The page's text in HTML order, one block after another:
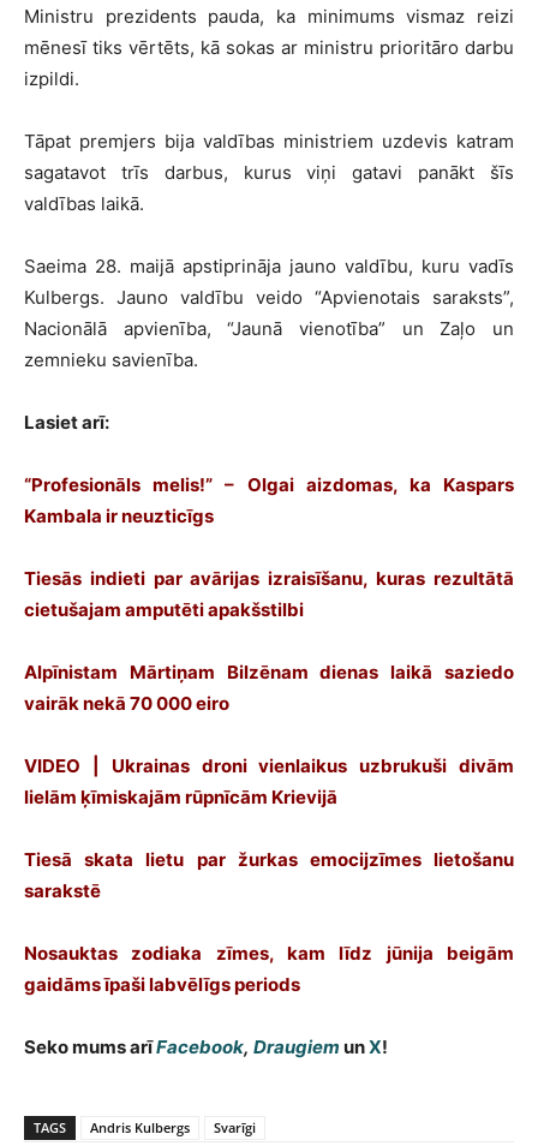
Ministru prezidents pauda, ka minimums vismaz reizi
mēnesī tiks vērtēts, kā sokas ar ministru prioritāro darbu
izpildi.
Tāpat premjers bija valdības ministriem uzdevis katram
sagatavot trīs darbus, kurus viņi gatavi panākt šīs
valdības laikā.
Saeima 28. maijā apstiprināja jauno valdību, kuru vadīs
Kulbergs. Jauno valdību veido “Apvienotais saraksts”,
Nacionālā apvienība, “Jaunā vienotība” un Zaļo un
zemnieku savienība.
Lasiet arī:
“Profesionāls melis!” – Olgai aizdomas, ka Kaspars
Kambala ir neuzticīgs
Tiesās indieti par avārijas izraisīšanu, kuras rezultātā
cietušajam amputēti apakšstilbi
Alpīnistam Mārtiņam Bilzēnam dienas laikā saziedo
vairāk nekā 70 000 eiro
VIDEO | Ukrainas droni vienlaikus uzbrukuši divām
lielām ķīmiskajām rūpnīcām Krievijā
Tiesā skata lietu par žurkas emocijzīmes lietošanu
sarakstē
Nosauktas zodiaka zīmes, kam līdz jūnija beigām
gaidāms īpaši labvēlīgs periods
Seko mums arīFacebook, Draugiem unX!
TAGS Andris Kulbergs Svarīgi